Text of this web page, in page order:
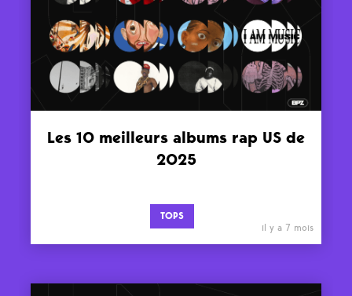
Les 10 meilleurs albums rap US de
2025
TOPS
il y a 7 mois